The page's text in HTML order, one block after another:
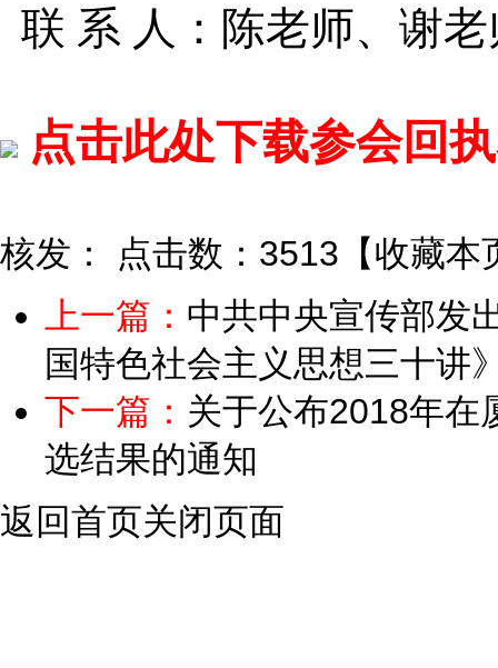
联 系 人：陈老师、谢老
点击此处下载参会回
核发： 点击数：3513 【收藏本
上一篇： 中共中央宣传部发
国特色社会主义思想三十讲
下一篇： 关于公布2018年在
选结果的通知
返回首页关闭页面